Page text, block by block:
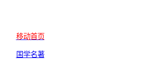
移动首页
国学名著